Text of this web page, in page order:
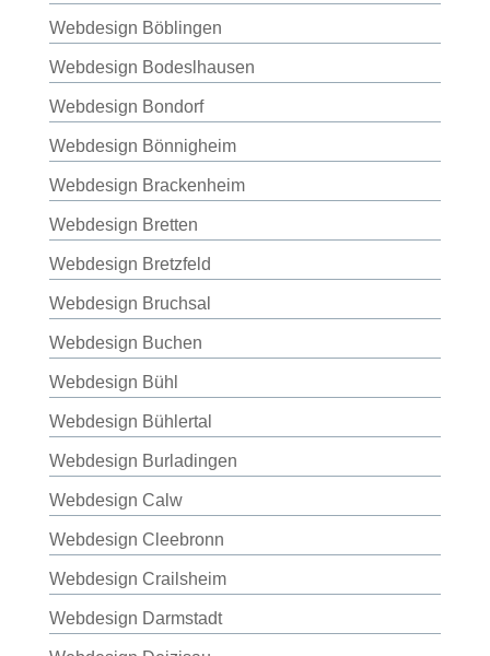
Webdesign Böblingen
Webdesign Bodeslhausen
Webdesign Bondorf
Webdesign Bönnigheim
Webdesign Brackenheim
Webdesign Bretten
Webdesign Bretzfeld
Webdesign Bruchsal
Webdesign Buchen
Webdesign Bühl
Webdesign Bühlertal
Webdesign Burladingen
Webdesign Calw
Webdesign Cleebronn
Webdesign Crailsheim
Webdesign Darmstadt